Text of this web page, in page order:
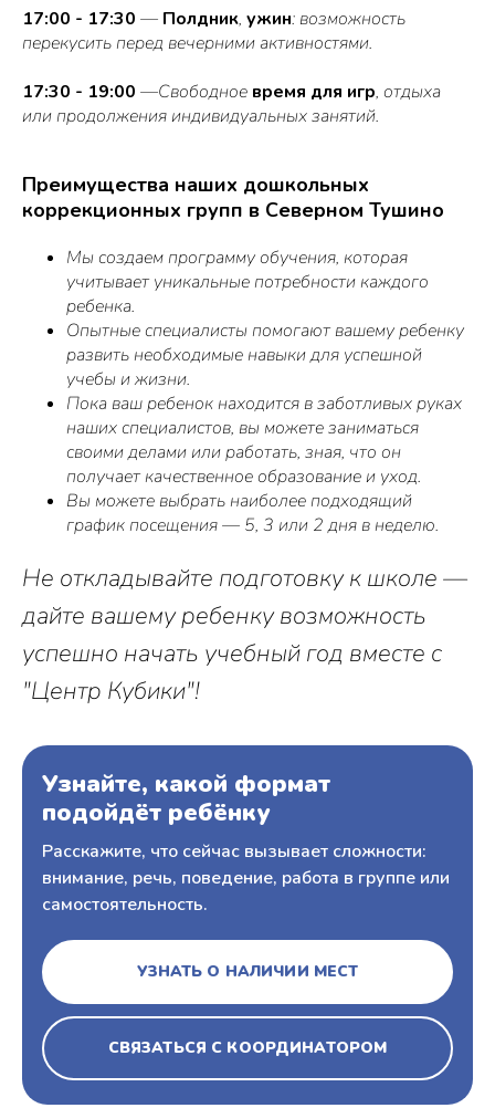
17:00 - 17:30 — Полдник, ужин: возможность
перекусить перед вечерними активностями.
17:30 - 19:00 —Свободное время для игр, отдыха
или продолжения индивидуальных занятий.
Преимущества наших дошкольных
коррекционных групп в Северном Тушино
Мы создаем программу обучения, которая
учитывает уникальные потребности каждого
ребенка.
Опытные специалисты помогают вашему ребенку
развить необходимые навыки для успешной
учебы и жизни.
Пока ваш ребенок находится в заботливых руках
наших специалистов, вы можете заниматься
своими делами или работать, зная, что он
получает качественное образование и уход.
Вы можете выбрать наиболее подходящий
график посещения — 5, 3 или 2 дня в неделю.
Не откладывайте подготовку к школе —
дайте вашему ребенку возможность
успешно начать учебный год вместе с
"Центр Кубики"!
Узнайте, какой формат
подойдёт ребёнку
Расскажите, что сейчас вызывает сложности:
внимание, речь, поведение, работа в группе или
самостоятельность.
УЗНАТЬ О НАЛИЧИИ МЕСТ
СВЯЗАТЬСЯ С КООРДИНАТОРОМ